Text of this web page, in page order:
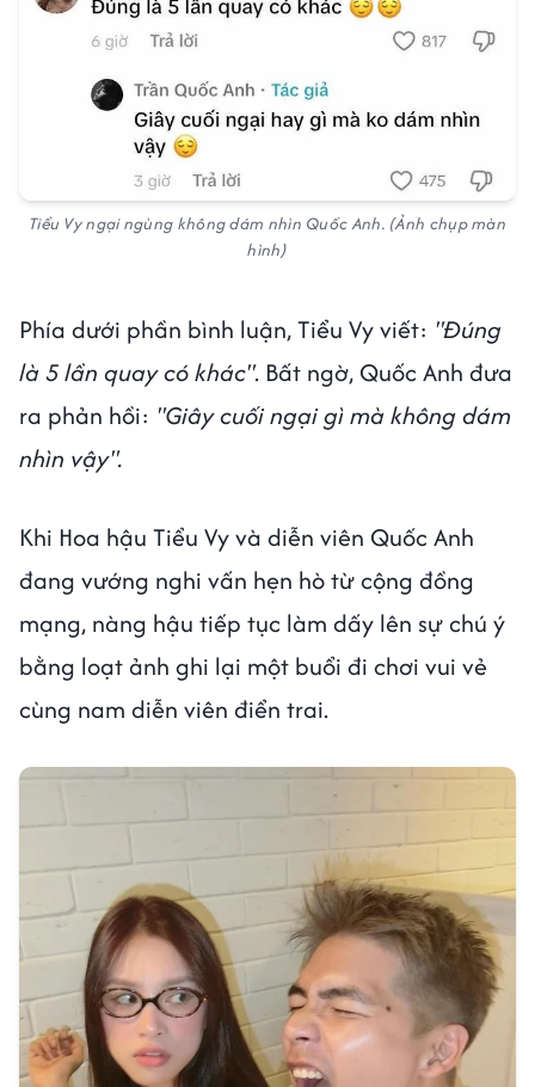
Tiểu Vy ngại ngùng không dám nhìn Quốc Anh. (Ảnh chụp màn
hình)
Phía dưới phần bình luận, Tiểu Vy viết: "Đúng
là 5 lần quay có khác". Bất ngờ, Quốc Anh đưa
ra phản hồi: "Giây cuối ngại gì mà không dám
nhìn vậy".
Khi Hoa hậu Tiểu Vy và diễn viên Quốc Anh
đang vướng nghi vấn hẹn hò từ cộng đồng
mạng, nàng hậu tiếp tục làm dấy lên sự chú ý
bằng loạt ảnh ghi lại một buổi đi chơi vui vẻ
cùng nam diễn viên điển trai.